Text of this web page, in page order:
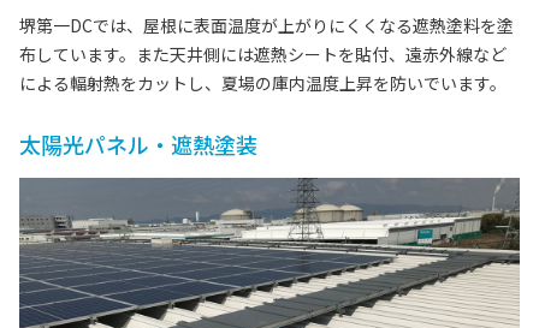
堺第一DCでは、屋根に表面温度が上がりにくくなる遮熱塗料を塗
布しています。また天井側には遮熱シートを貼付、遠赤外線など
による輻射熱をカットし、夏場の庫内温度上昇を防いでいます。
太陽光パネル・遮熱塗装